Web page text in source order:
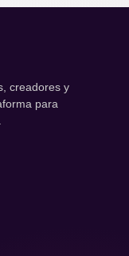
creadores y
para